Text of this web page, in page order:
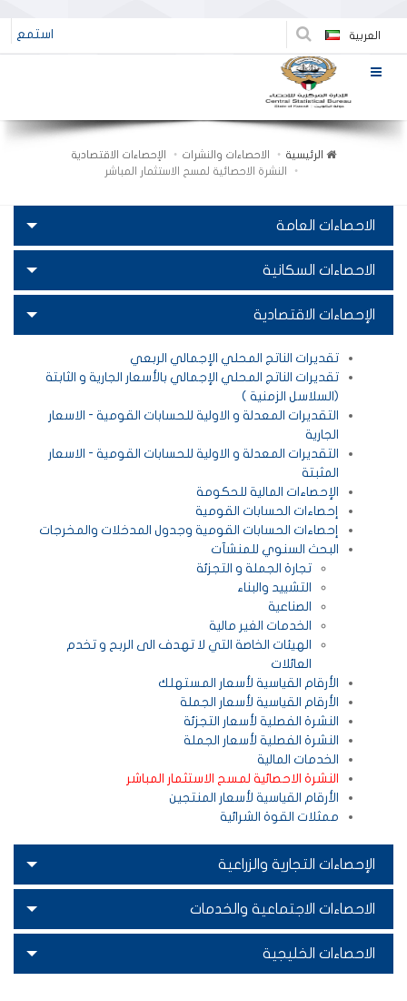
العربية استمع
الرئيسية الاحصاءات والنشرات
الإحصاءات الاقتصادية
النشرة الاحصائية لمسح الاستثمار المباشر
الاحصاءات العامة
الاحصاءات السكانية
الإحصاءات الاقتصادية
تقديرات الناتج المحلي الإجمالي الربعي
تقديرات الناتج المحلي الإجمالي بالأسعار الجارية و الثابتة
(السلاسل الزمنية )
التقديرات المعدلة و الاولية للحسابات القومية - الاسعار
الجارية
التقديرات المعدلة و الاولية للحسابات القومية - الاسعار
المثبتة
الإحصاءات المالية للحكومة
إحصاءات الحسابات القومية
إحصاءات الحسابات القومية وجدول المدخلات والمخرجات
البحث السنوي للمنشآت
تجارة الجملة و التجزئة
التشييد والبناء
الصناعية
الخدمات الغير مالية
الهيئات الخاصة التي لا تهدف الى الربح و تخدم
العائلات
الأرقام القياسية لأسعار المستهلك
الأرقام القياسية لأسعار الجملة
النشرة الفصلية لأسعار التجزئة
النشرة الفصلية لأسعار الجملة
الخدمات المالية
النشرة الاحصائية لمسح الاستثمار المباشر
الأرقام القياسية لأسعار المنتجين
ممثلات القوة الشرائية
الإحصاءات التجارية والزراعية
الاحصاءات الاجتماعية والخدمات
الاحصاءات الخليجية